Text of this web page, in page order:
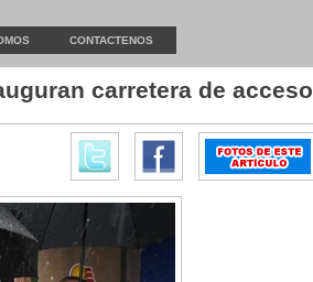
CONTACTENOS
carretera de acceso